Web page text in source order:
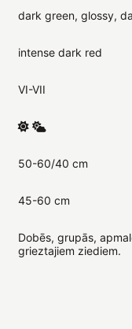
dark green, glossy,
intense dark red
VI-VII
50-60/40 cm
45-60 cm
Dobēs, grupās,
grieztajiem ziediem.